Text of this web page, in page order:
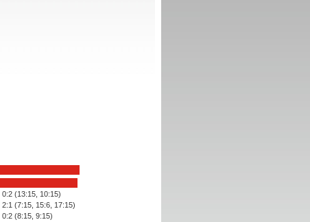
0:2 (13:15, 10:15)
2:1 (7:15, 15:6, 17:15)
0:2 (8:15, 9:15)